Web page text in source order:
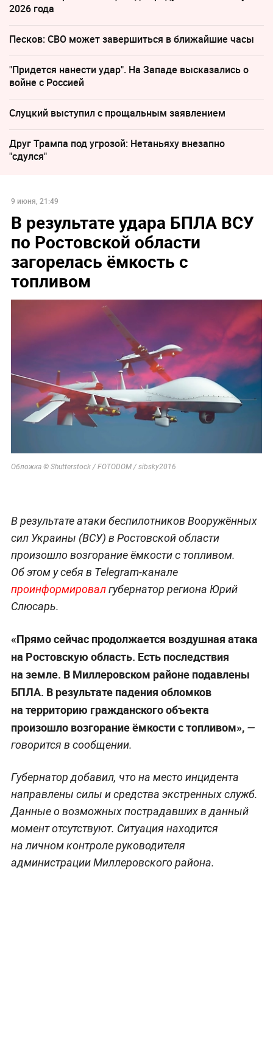
2026 года
Песков: СВО может завершиться в ближайшие часы
"Придется нанести удар". На Западе высказались о
войне с Россией
Слуцкий выступил с прощальным заявлением
Друг Трампа под угрозой: Нетаньяху внезапно
"сдулся"
9 июня, 21:49
В результате удара БПЛА ВСУ
по Ростовской области
загорелась ёмкость с
топливом
Обложка © Shutterstock / FOTODOM / sibsky2016
В результате атаки беспилотников Вооружённых
сил Украины (ВСУ) в Ростовской области
произошло возгорание ёмкости с топливом.
Об этом у себя в Telegram-канале
проинформировалгубернатор региона Юрий
Слюсарь.
«Прямо сейчас продолжается воздушная атака
на Ростовскую область. Есть последствия
на земле. В Миллеровском районе подавлены
БПЛА. В результате падения обломков
на территорию гражданского объекта
произошло возгорание ёмкости с топливом»,—
говорится в сообщении.
Губернатор добавил, что на место инцидента
направлены силы и средства экстренных служб.
Данные о возможных пострадавших в данный
момент отсутствуют. Ситуация находится
на личном контроле руководителя
администрации Миллеровского района.